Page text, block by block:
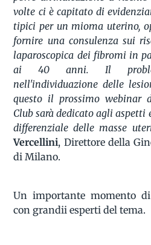
volte ci è capitato di
tipici per un mioma uterino,
fornire una consulenza sui
laparoscopica dei fibromi in
ai 40 anni. Il
nell'individuazione delle
questo il prossimo webinar
Club sarà dedicato agli aspetti
differenziale delle masse
Vercellini, Direttore della
di Milano.
Un importante momento
con grandii esperti del tema.